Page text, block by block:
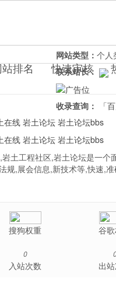
排名 快速审核
网站类型： 个人
联系站长：
收录查询：
「
在线 岩土论坛 岩土论坛bbs
在线 岩土论坛 岩土论坛bbs
土工程社区,岩土论坛是一
规,展会信息,新技术等,快速,
搜狗权重 谷
0
入站次数 出